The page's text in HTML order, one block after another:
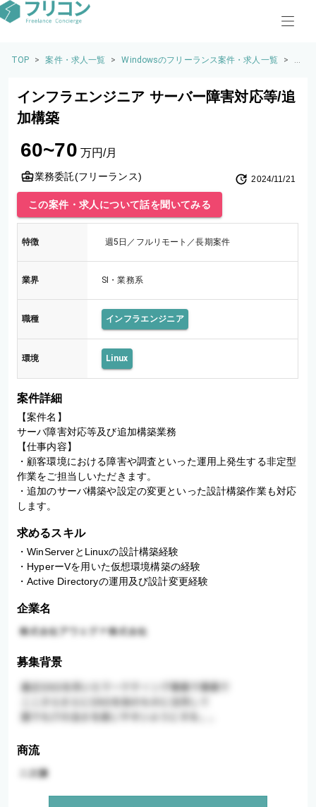
TOP > 案件・求人一覧 > Windowsのフリーランス案件・求人一覧 >
イ
ラ
障
応
加
インフラエンジニア サーバー障害対応等/追
加構築
60~70 万円/月
業務委託(フリーランス) 2024/11/21
この案件・求人について話を聞いてみる
特徴 週5日／フルリモート／長期案件
業界 SI・業務系
職種 インフラエンジニア
環境 Linux
案件詳細
【案件名】
サーバ障害対応等及び追加構築業務
【仕事内容】
・顧客環境における障害や調査といった運用上発生する非定型
作業をご担当しいただきます。
・追加のサーバ構築や設定の変更といった設計構築作業も対応
します。
求めるスキル
・WinServerとLinuxの設計構築経験
・HyperーVを用いた仮想環境構築の経験
・Active Directoryの運用及び設計変更経験
企業名
募集背景
商流